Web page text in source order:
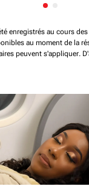
enregistrés au cours
au moment de la
peuvent s'appliquer.